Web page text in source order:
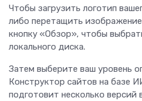
Чтобы загрузить логотип
либо перетащить
кнопку «Обзор», чтобы
локального диска.
Затем выберите ваш уровень
Конструктор сайтов на базе
подготовит несколько версий